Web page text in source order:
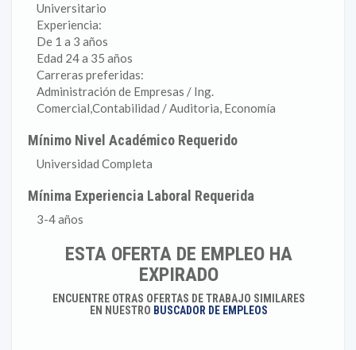
Universitario
Experiencia:
De 1 a 3 años
Edad 24 a 35 años
Carreras preferidas:
Administración de Empresas / Ing.
Comercial,Contabilidad / Auditoria, Economía
Mínimo Nivel Académico Requerido
Universidad Completa
Mínima Experiencia Laboral Requerida
3-4 años
ESTA OFERTA DE EMPLEO HA
EXPIRADO
ENCUENTRE OTRAS OFERTAS DE TRABAJO SIMILARES
EN NUESTRO BUSCADOR DE EMPLEOS